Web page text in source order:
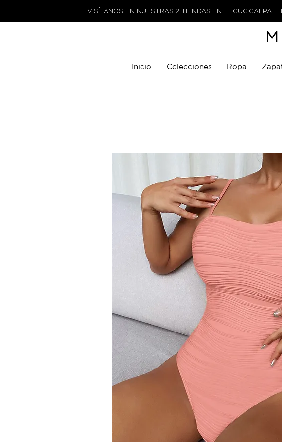
VISÍTANOS EN NUESTRAS 2 TIENDAS EN TEGUCIGALPA.
Inicio Colecciones Ropa